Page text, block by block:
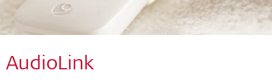
AudioLink